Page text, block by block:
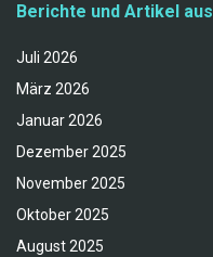
Berichte und Artikel aus
Juli 2026
März 2026
Januar 2026
Dezember 2025
November 2025
Oktober 2025
August 2025